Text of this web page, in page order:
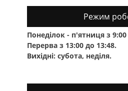
Режим
Понеділок - п'ятниця з 9:00
Перерва з 13:00 до 13:48.
Вихідні: субота, неділя.